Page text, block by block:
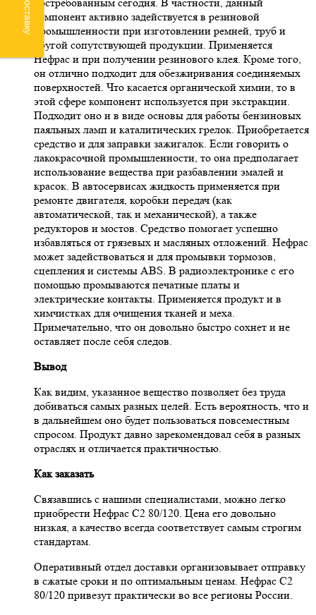
компонент активно задействуется в резиновой
промышленности при изготовлении ремней, труб и
другой сопутствующей продукции. Применяется
Нефрас и при получении резинового клея. Кроме того,
он отлично подходит для обезжиривания соединяемых
поверхностей. Что касается органической химии, то в
этой сфере компонент используется при экстракции.
Подходит оно и в виде основы для работы бензиновых
паяльных ламп и каталитических грелок. Приобретается
средство и для заправки зажигалок. Если говорить о
лакокрасочной промышленности, то она предполагает
использование вещества при разбавлении эмалей и
красок. В автосервисах жидкость применяется при
ремонте двигателя, коробки передач (как
автоматической, так и механической), а также
редукторов и мостов. Средство помогает успешно
избавляться от грязевых и масляных отложений. Нефрас
может задействоваться и для промывки тормозов,
сцепления и системы ABS. В радиоэлектронике с его
помощью промываются печатные платы и
электрические контакты. Применяется продукт и в
химчистках для очищения тканей и меха.
Примечательно, что он довольно быстро сохнет и не
оставляет после себя следов.
Вывод
Как видим, указанное вещество позволяет без труда
добиваться самых разных целей. Есть вероятность, что и
в дальнейшем оно будет пользоваться повсеместным
спросом. Продукт давно зарекомендовал себя в разных
отраслях и отличается практичностью.
Как заказать
Связавшись с нашими специалистами, можно легко
приобрести Нефрас С2 80/120. Цена его довольно
низкая, а качество всегда соответствует самым строгим
стандартам.
Оперативный отдел доставки организовывает отправку
в сжатые сроки и по оптимальным ценам. Нефрас С2
80/120 привезут практически во все регионы России.